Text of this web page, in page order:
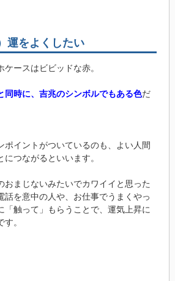
運をよくしたい
ースはビビッドな赤。
同時に、吉兆のシンボルでもある色だ
ポイントがついているのも、よい人間
つながるといいます。
おまじないみたいでカワイイと思った
話を意中の人や、お仕事でうまくやっ
「触って」もらうことで、運気上昇に
。